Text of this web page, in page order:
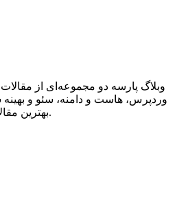
وبلاگ پارسه دو مجموعه‌ای از
وردپرس، هاست و دامنه، سئو و
بهترین مقالات در این زمینه ارائه دهد.